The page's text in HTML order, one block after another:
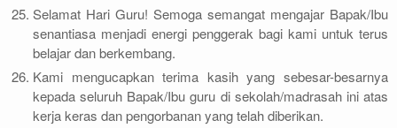
Selamat Hari Guru! Semoga semangat mengajar Bapak/Ibu
senantiasa menjadi energi penggerak bagi kami untuk terus
belajar dan berkembang.
Kami mengucapkan terima kasih yang sebesar-besarnya
kepada seluruh Bapak/Ibu guru di sekolah/madrasah ini atas
kerja keras dan pengorbanan yang telah diberikan.